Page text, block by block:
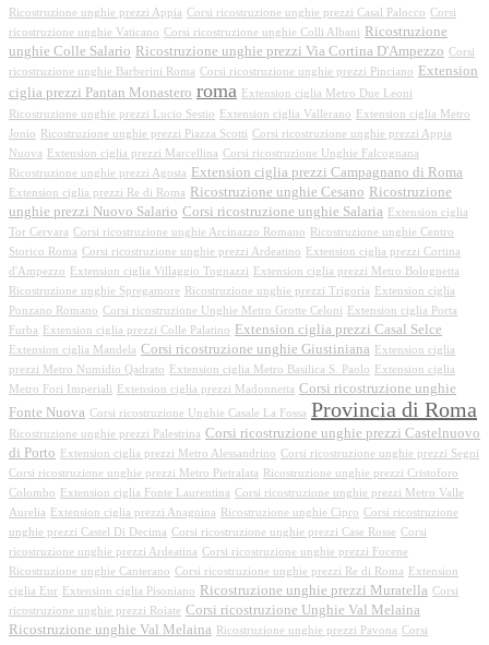
Ricostruzione unghie prezzi Appia Corsi ricostruzione unghie prezzi Casal Palocco Corsi
ricostruzione unghie Vaticano Corsi ricostruzione unghie Colli Albani Ricostruzione
unghie Colle Salario Ricostruzione unghie prezzi Via Cortina D'Ampezzo Corsi
ricostruzione unghie Barberini Roma Corsi ricostruzione unghie prezzi Pinciano Extension
ciglia prezzi Pantan Monastero roma
Extension ciglia Metro Due Leoni
Ricostruzione unghie prezzi Lucio Sestio
Extension ciglia Vallerano
Extension ciglia Metro
Jonio
Ricostruzione unghie prezzi Piazza Scotti Corsi ricostruzione unghie prezzi Appia
Nuova
Extension ciglia prezzi Marcellina Corsi ricostruzione Unghie Falcognana
Ricostruzione unghie prezzi Agosta Extension ciglia prezzi Campagnano di Roma
Extension ciglia prezzi Re di Roma Ricostruzione unghie Cesano Ricostruzione
unghie prezzi Nuovo Salario Corsi ricostruzione unghie Salaria
Extension ciglia
Tor Cervara Corsi ricostruzione unghie Arcinazzo Romano
Ricostruzione unghie Centro
Storico Roma Corsi ricostruzione unghie prezzi Ardeatino
Extension ciglia prezzi Cortina
d'Ampezzo
Extension ciglia Villaggio Tognazzi
Extension ciglia prezzi Metro Bolognetta
Ricostruzione unghie Spregamore
Ricostruzione unghie prezzi Trigoria
Extension ciglia
Ponzano Romano Corsi ricostruzione Unghie Metro Grotte Celoni
Extension ciglia Porta
Furba
Extension ciglia prezzi Colle Palatino Extension ciglia prezzi Casal Selce
Extension ciglia Mandela Corsi ricostruzione unghie Giustiniana
Extension ciglia
prezzi Metro Numidio Qadrato
Extension ciglia Metro Basilica S. Paolo
Extension ciglia
Metro Fori Imperiali
Extension ciglia prezzi Madonnetta Corsi ricostruzione unghie
Fonte Nuova Corsi ricostruzione Unghie Casale La Fossa Provincia di Roma
Ricostruzione unghie prezzi Palestrina Corsi ricostruzione unghie prezzi Castelnuovo
di Porto
Extension ciglia prezzi Metro Alessandrino Corsi ricostruzione unghie prezzi Segni
Corsi ricostruzione unghie prezzi Metro Pietralata
Ricostruzione unghie prezzi Cristoforo
Colombo
Extension ciglia Fonte Laurentina Corsi ricostruzione unghie prezzi Metro Valle
Aurelia
Extension ciglia prezzi Anagnina Ricostruzione unghie Cipro Corsi ricostruzione
unghie prezzi Castel Di Decima Corsi ricostruzione unghie prezzi Case Rosse Corsi
ricostruzione unghie prezzi Ardeatina Corsi ricostruzione unghie prezzi Focene
Ricostruzione unghie Canterano Corsi ricostruzione unghie prezzi Re di Roma
Extension
ciglia Eur
Extension ciglia Pisoniano Ricostruzione unghie prezzi Muratella Corsi
ricostruzione unghie prezzi Roiate Corsi ricostruzione Unghie Val Melaina
Ricostruzione unghie Val Melaina
Ricostruzione unghie prezzi Pavona Corsi